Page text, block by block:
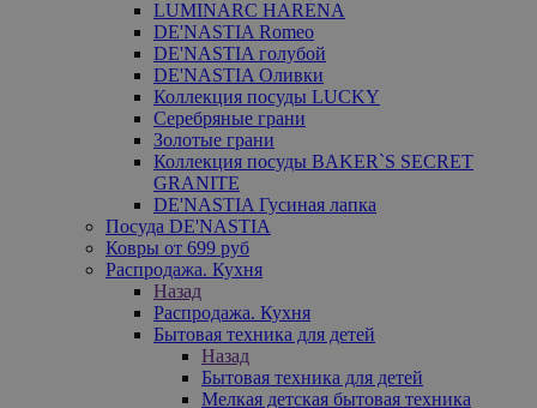
LUMINARC HARENA
DE'NASTIA Romeo
DE'NASTIA голубой
DE'NASTIA Оливки
Коллекция посуды LUCKY
Серебряные грани
Золотые грани
Коллекция посуды BAKER`S SECRET
GRANITE
DE'NASTIA Гусиная лапка
Посуда DE'NASTIA
Ковры от 699 руб
Распродажа. Кухня
Назад
Распродажа. Кухня
Бытовая техника для детей
Назад
Бытовая техника для детей
Мелкая детская бытовая техника